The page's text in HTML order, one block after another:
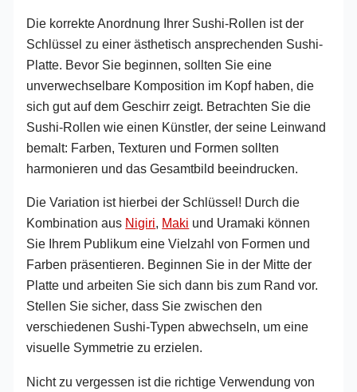
Die korrekte Anordnung Ihrer Sushi-Rollen ist der
Schlüssel zu einer ästhetisch ansprechenden Sushi-
Platte. Bevor Sie beginnen, sollten Sie eine
unverwechselbare Komposition im Kopf haben, die
sich gut auf dem Geschirr zeigt. Betrachten Sie die
Sushi-Rollen wie einen Künstler, der seine Leinwand
bemalt: Farben, Texturen und Formen sollten
harmonieren und das Gesamtbild beeindrucken.
Die Variation ist hierbei der Schlüssel! Durch die
Kombination aus Nigiri, Maki und Uramaki können
Sie Ihrem Publikum eine Vielzahl von Formen und
Farben präsentieren. Beginnen Sie in der Mitte der
Platte und arbeiten Sie sich dann bis zum Rand vor.
Stellen Sie sicher, dass Sie zwischen den
verschiedenen Sushi-Typen abwechseln, um eine
visuelle Symmetrie zu erzielen.
Nicht zu vergessen ist die richtige Verwendung von